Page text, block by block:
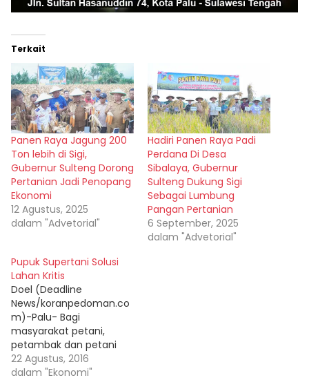
Terkait
Panen Raya Jagung 200
Ton lebih di Sigi,
Gubernur Sulteng Dorong
Pertanian Jadi Penopang
Ekonomi
12 Agustus, 2025
dalam "Advetorial"
Hadiri Panen Raya Padi
Perdana Di Desa
Sibalaya, Gubernur
Sulteng Dukung Sigi
Sebagai Lumbung
Pangan Pertanian
6 September, 2025
dalam "Advetorial"
Pupuk Supertani Solusi
Lahan Kritis
Doel (Deadline
News/koranpedoman.co
m)-Palu- Bagi
masyarakat petani,
petambak dan petani
bawang merah tidak
perlu risai, jika lahannya
22 Agustus, 2016
dalam "Ekonomi"